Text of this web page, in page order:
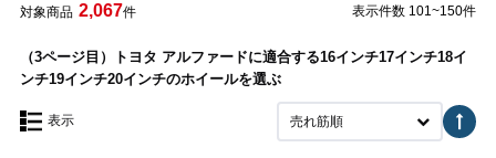
対象商品 2,067件 表示件数 101~150件
（3ページ目）トヨタ アルファードに適合する16インチ17インチ18イ
ンチ19インチ20インチのホイールを選ぶ
表示 売れ筋順